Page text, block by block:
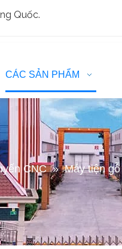
Quốc.
CÁC SẢN PHẨM
CNC » Máy tiện gỗ